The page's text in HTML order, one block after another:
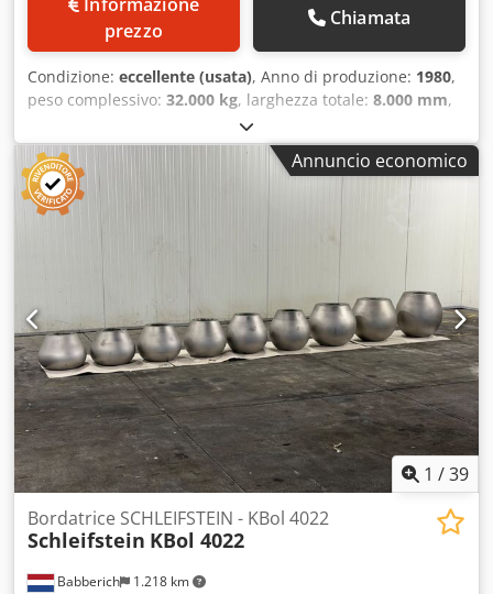
prezzo
Chiamata
Condizione: eccellente (usata), Anno di produzione: 1980,
peso complessivo: 32.000 kg, larghezza totale: 8.000 mm,
, altezza totale:
spessore lamiera (max.):8 mm, compreso il manipolatore
Boldrini MSF 45 Posizionamento automatico stampi in
pressa I rulli sono azionati idraulicamente Braccio
portarullo regolabile in altezza Diametro pistone... Pressa
per fondi fino al diametro... Pezzo massimo: 4700 Ø
Spessore massimo della lamiera: 8 mm Chodjvcy Dcjpfx
Abiea Lunghezza: 6000 mm Larghezza: 8000mm Altezza:
4200mm Peso: 32000 kg
Annuncio economico
1 /39
Babberich 1.218 km
Bordatrice SCHLEIFSTEIN - KBol 4022
Schleifstein KBol 4022